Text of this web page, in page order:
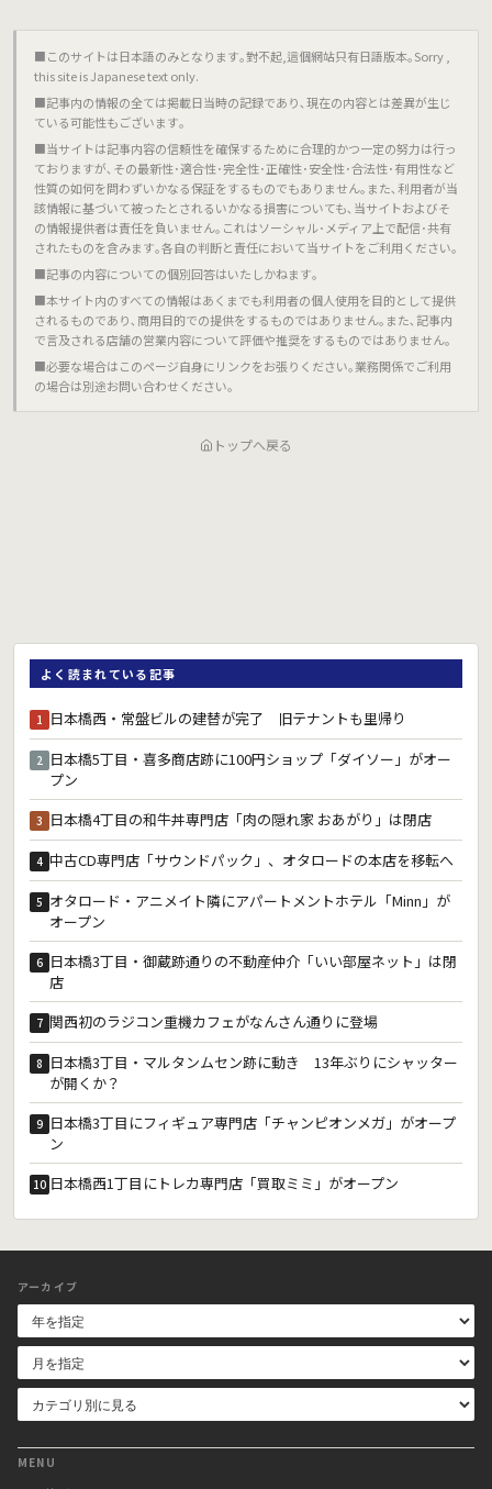
■このサイトは日本語のみとなります｡對不起,這個網站只有日語版本｡Sorry ,
this site is Japanese text only.
■記事内の情報の全ては掲載日当時の記録であり､現在の内容とは差異が生じ
ている可能性もございます｡
■当サイトは記事内容の信頼性を確保するために合理的かつ一定の努力は行っ
ておりますが､その最新性･適合性･完全性･正確性･安全性･合法性･有用性など
性質の如何を問わずいかなる保証をするものでもありません｡また､利用者が当
該情報に基づいて被ったとされるいかなる損害についても､当サイトおよびそ
の情報提供者は責任を負いません｡これはソーシャル･メディア上で配信･共有
されたものを含みます｡各自の判断と責任において当サイトをご利用ください｡
■記事の内容についての個別回答はいたしかねます｡
■本サイト内のすべての情報はあくまでも利用者の個人使用を目的として提供
されるものであり､商用目的での提供をするものではありません｡また､記事内
で言及される店舗の営業内容について評価や推奨をするものではありません｡
■必要な場合はこのページ自身にリンクをお張りください｡業務関係でご利用
の場合は別途お問い合わせください｡
トップへ戻る
よく読まれている記事
1 日本橋西・常盤ビルの建替が完了 旧テナントも里帰り
2 日本橋5丁目・喜多商店跡に100円ショップ「ダイソー」がオー
プン
3 日本橋4丁目の和牛丼専門店「肉の隠れ家 おあがり」は閉店
4 中古CD専門店「サウンドパック」、オタロードの本店を移転へ
5 オタロード・アニメイト隣にアパートメントホテル「Minn」が
オープン
6 日本橋3丁目・御蔵跡通りの不動産仲介「いい部屋ネット」は閉
店
7 関西初のラジコン重機カフェがなんさん通りに登場
8 日本橋3丁目・マルタンムセン跡に動き 13年ぶりにシャッター
が開くか？
9 日本橋3丁目にフィギュア専門店「チャンピオンメガ」がオープ
ン
10 日本橋西1丁目にトレカ専門店「買取ミミ」がオープン
アーカイブ
MENU